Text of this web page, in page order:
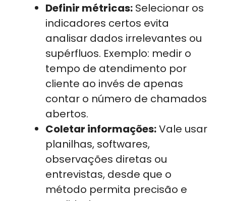
Definir métricas: Selecionar os
indicadores certos evita
analisar dados irrelevantes ou
supérfluos. Exemplo: medir o
tempo de atendimento por
cliente ao invés de apenas
contar o número de chamados
abertos.
Coletar informações:Vale usar
planilhas, softwares,
observações diretas ou
entrevistas, desde que o
método permita precisão e